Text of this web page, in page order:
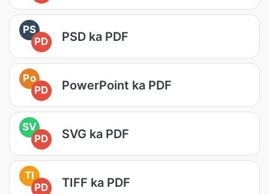
PS
PD
PSD ka PDF
Po
PD
PowerPoint ka PDF
SV
PD
SVG ka PDF
TI
PD
TIFF ka PDF